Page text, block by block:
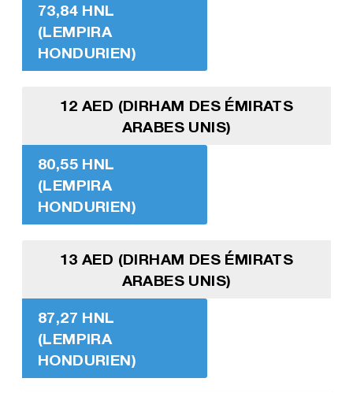
73,84 HNL
(LEMPIRA
HONDURIEN)
12 AED (DIRHAM DES ÉMIRATS
ARABES UNIS)
80,55 HNL
(LEMPIRA
HONDURIEN)
13 AED (DIRHAM DES ÉMIRATS
ARABES UNIS)
87,27 HNL
(LEMPIRA
HONDURIEN)